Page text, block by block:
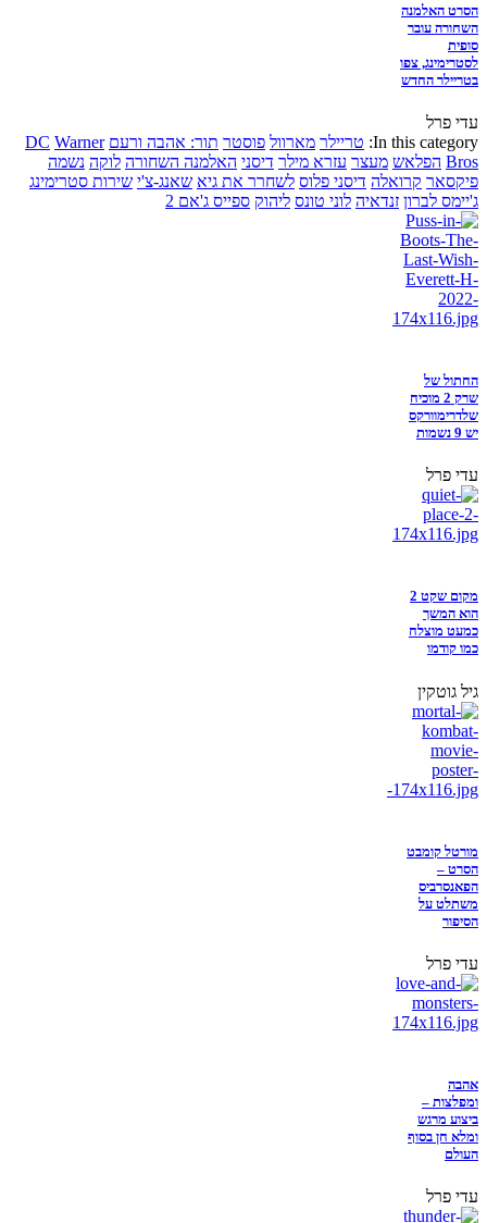
הסרט האלמנה
השחורה עובר
סופית
לסטרימינג, צפו
בטריילר החדש
עדי פרל
In this category: טריילר מארוול פוסטר תור: אהבה ורעם DC Warner
Bros הפלאש מעצר עזרא מילר דיסני האלמנה השחורה לוקה נשמה
פיקסאר קרואלה דיסני פלוס לשחרר את גיא שאנג-צ'י שירות סטרימינג
ג'יימס לברון זנדאיה לוני טונס ליהוק ספייס ג'אם 2
החתול של
שרק 2 מוכיח
שלדרימוורקס
יש 9 נשמות
עדי פרל
מקום שקט 2
הוא המשך
כמעט מוצלח
כמו קודמו
גיל גוטקין
מורטל קומבט
הסרט –
הפאנסרביס
משתלט על
הסיפור
עדי פרל
אהבה
ומפלצות –
ביצוע מרגש
ומלא חן בסוף
העולם
עדי פרל